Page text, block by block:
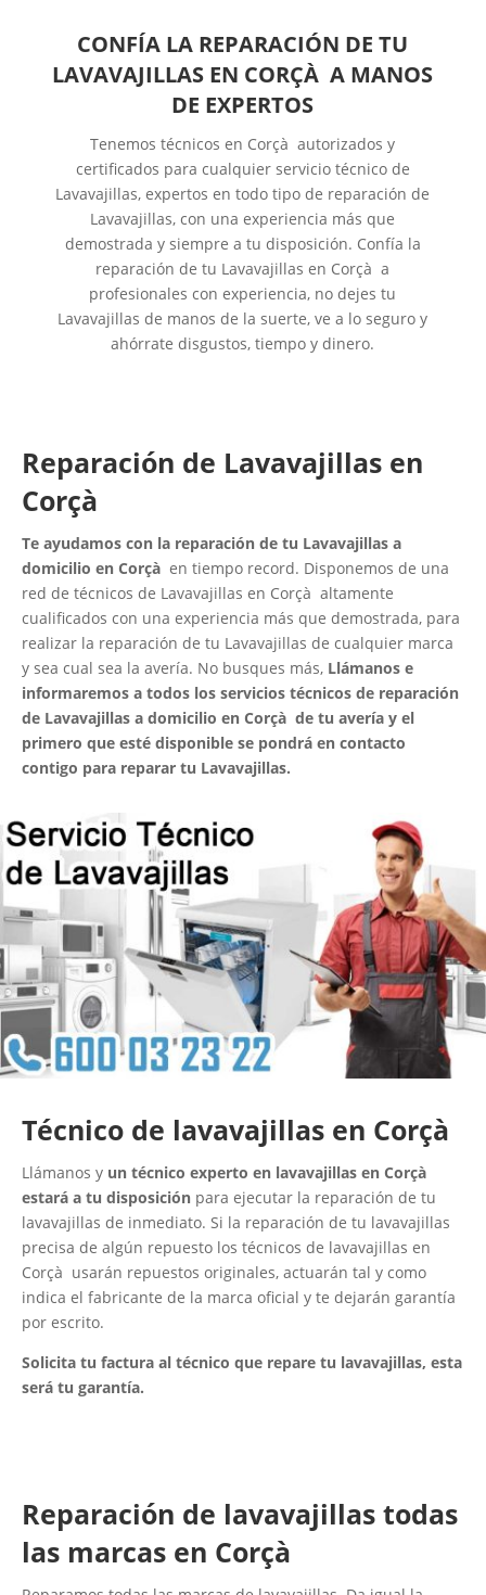
CONFÍA LA REPARACIÓN DE TU
LAVAVAJILLAS EN CORÇÀ A MANOS
DE EXPERTOS
Tenemos técnicos en Corçà autorizados y
certificados para cualquier servicio técnico de
Lavavajillas, expertos en todo tipo de reparación de
Lavavajillas, con una experiencia más que
demostrada y siempre a tu disposición. Confía la
reparación de tu Lavavajillas en Corçà a
profesionales con experiencia, no dejes tu
Lavavajillas de manos de la suerte, ve a lo seguro y
ahórrate disgustos, tiempo y dinero.
Reparación de Lavavajillas en
Corçà
Te ayudamos con la reparación de tu Lavavajillas a
domicilio en Corçà en tiempo record. Disponemos de una
red de técnicos de Lavavajillas en Corçà altamente
cualificados con una experiencia más que demostrada, para
realizar la reparación de tu Lavavajillas de cualquier marca
y sea cual sea la avería. No busques más, Llámanos e
informaremos a todos los servicios técnicos de reparación
de Lavavajillas a domicilio en Corçà de tu avería y el
primero que esté disponible se pondrá en contacto
contigo para reparar tu Lavavajillas.
Técnico de lavavajillas en Corçà
Llámanos y un técnico experto en lavavajillas en Corçà
estará a tu disposición para ejecutar la reparación de tu
lavavajillas de inmediato. Si la reparación de tu lavavajillas
precisa de algún repuesto los técnicos de lavavajillas en
Corçà usarán repuestos originales, actuarán tal y como
indica el fabricante de la marca oficial y te dejarán garantía
por escrito.
Solicita tu factura al técnico que repare tu lavavajillas, esta
será tu garantía.
Reparación de lavavajillas todas
las marcas en Corçà